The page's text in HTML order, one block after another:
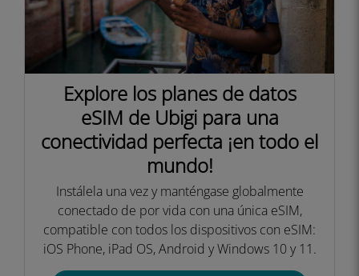
Explore los planes de datos
eSIM de Ubigi para una
conectividad perfecta ¡en todo el
mundo!
Instálela una vez y manténgase globalmente
conectado de por vida con una única eSIM,
compatible con todos los dispositivos con eSIM:
iOS Phone, iPad OS, Android y Windows 10 y 11.